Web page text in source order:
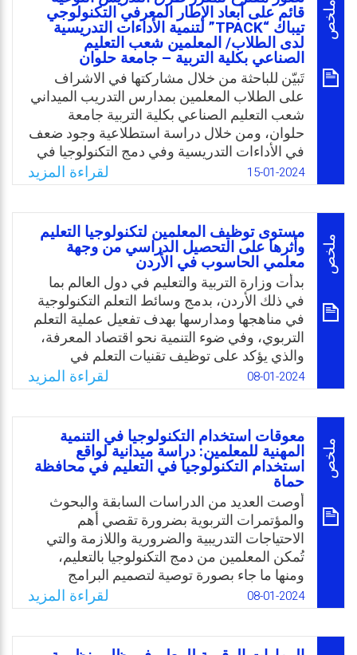
تشمله من مزايا لا سيما في أوقات الأزمات
الاستثنائية إضافة الى الحاجة الماسة إلى توفير
فرص التعليم الجامعي لجميع المتعلمين.
WhatsApp
Facebook
Twitter
Email
ملخص قائم على أبعاد الإطار المعرفي التكنولوجي
تيباك “TPACK” لتنمية الأداءات التدريسية
لدى الطلاب/ المعلمين شعب التعليم
الصناعي بكلية التربية – جامعة حلوان
تَبيّن للباحثة من خلال مشاركتها في الاشراف
على الطلاب المعلمين بمدارس التدريب الميداني
شعب التعليم الصناعي بكلية التربية جامعة
حلوان، ومن خلال دراسة استطلاعية وجود ضعف
في الأداءات التدريسية وفي دمج التكنولوجيا في
العملية التعليمية، والمتمثلة بالأداءات التالية:
التخطيط، والتنفيذ، والتقويم، والأداءات
الشخصية، والأداءات التكنولوجية، والأداءات
الحياتية؛ وكذلك بعد تحليل محتوى مقرر طرق
التدريس النوعية لطلاب الفرقة الرابعة شعب
التعليم الصناعي وما يتضمنه من مفاهيم رئيسة
وفرعية وطرق تدريس، مما دفعها لإجراء هذه
الدراسة.
WhatsApp
Facebook
Twitter
Email
15-01-2024 لقراءة المزيد
ملخص
مستوى توظيف المعلمين لتكنولوجيا التعليم
وأثرها على التحصيل الدراسي من وجهة
معلمي الحاسوب في الأردن
بدأت وزارة التربية والتعليم في دول العالم بما
في ذلك الأردن، بدمج وسائط التعلم التكنولوجية
في مناهجها ومدارسها بهدف تفعيل عملية التعلم
التربوي، وفي ضوء التنمية نحو اقتصاد المعرفة،
والذي يؤكد على توظيف تقنيات التعلم في
التدريس. ومن خلال عمل الباحث كمعلم
للحاسوب لاحظ قلة استخدام المستحدثات
التكنولوجية في التعليم بالرغم من توافر العديد
منها في مراكز مصادر التعلم والمدارس، كما
لاحظ ضعف تحصيل الطلبة. وفي ضوء ما سبق
برزت الحاجة لإجراء هذه الدراسة كمحاولة
للتعرف على مستوى توظيف المعلمين لتكنولوجيا
التعليم وأثرها على التحصيل الدراسي من وجهة
معلمي الحاسوب في الأردن.
WhatsApp
Facebook
Twitter
Email
08-01-2024 لقراءة المزيد
ملخص
معوقات استخدام التكنولوجيا في التنمية
المهنية للمعلمين: دراسة ميدانية لواقع
استخدام التكنولوجيا في التعليم في محافظة
حماة
أوصت العديد من الدراسات السابقة والبحوث
والمؤتمرات التربوية بضرورة تقصي أهم
الاحتياجات التدريبية والضرورية واللازمة والتي
تُمكن المعلمين من دمج التكنولوجيا بالتعليم،
ومنها ما جاء بصورة توصية لتصميم البرامج
التدريبية للمعلمين الجدد لتتضمن الاحتياجات
التدريبية، ومحاولة الاطلاع على أحدث التطورات
في مجال دمج التقنيات الحديثة في التعليم،
وأكدت المؤتمرات التربوية المختلفة على ضرورة
08-01-2024 لقراءة المزيد